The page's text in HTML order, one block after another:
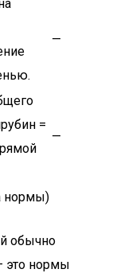
—
=
—
нормы)
обычно
это нормы